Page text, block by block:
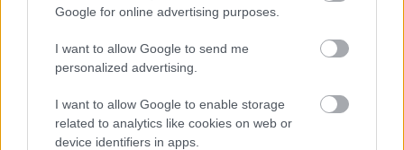
Google for online advertising purposes.
I want to allow Google to send me
personalized advertising.
I want to allow Google to enable storage
related to analytics like cookies on web or
device identifiers in apps.
Látványos építési szakasz indult be a